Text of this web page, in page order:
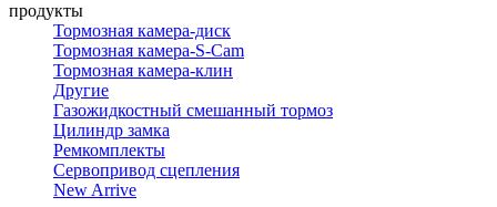
продукты
Тормозная камера-диск
Тормозная камера-S-Cam
Тормозная камера-клин
Другие
Газожидкостный смешанный тормоз
Цилиндр замка
Ремкомплекты
Сервопривод сцепления
New Arrive